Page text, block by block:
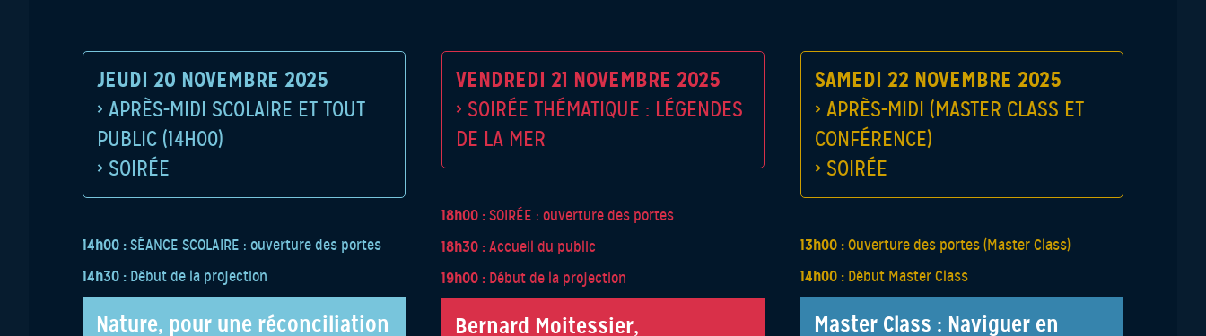
JEUDI 20 NOVEMBRE 2025
› APRÈS-MIDI SCOLAIRE ET TOUT
PUBLIC (14H00)
› SOIRÉE
14h00 :SÉANCE SCOLAIRE : ouverture des portes
14h30 : Début de la projection
Nature, pour une réconciliation
VENDREDI 21 NOVEMBRE 2025
› SOIRÉE THÉMATIQUE : LÉGENDES
DE LA MER
18h00 :SOIRÉE : ouverture des portes
18h30 :Accueil du public
19h00 : Début de la projection
Bernard Moitessier,
SAMEDI 22 NOVEMBRE 2025
› APRÈS-MIDI (MASTER CLASS ET
CONFÉRENCE)
› SOIRÉE
13h00 :Ouverture des portes (Master Class)
14h00 : Début Master Class
Master Class : Naviguer en